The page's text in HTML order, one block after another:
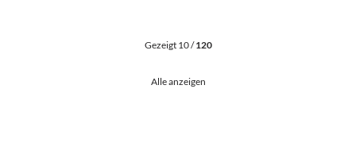
Gezeigt 10 /120
Alle anzeigen